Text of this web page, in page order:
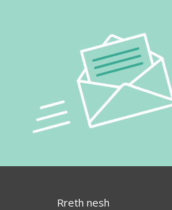
Rreth nesh